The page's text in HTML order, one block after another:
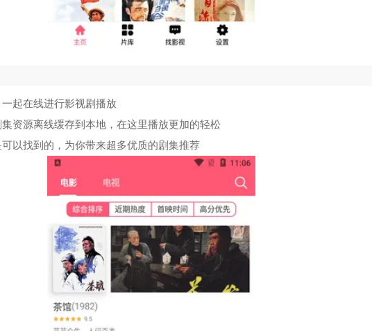
起在线进行影视剧播放
资源离线缓存到本地，在这里播放更加的轻松
以找到的，为你带来超多优质的剧集推荐